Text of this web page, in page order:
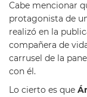
Cabe mencionar
protagonista de
realizó en la
compañera de
carrusel de la
con él.
Lo cierto es que